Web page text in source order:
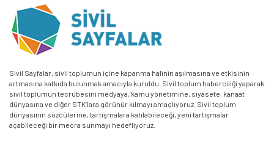
Sivil Sayfalar, sivil toplumun içine kapanma halinin aşılmasına ve etkisinin
artmasına katkıda bulunmak amacıyla kuruldu. Sivil toplum haberciliği yaparak
sivil toplumun tecrübesini medyaya, kamu yönetimine, siyasete, kanaat
dünyasına ve diğer STK’lara görünür kılmayı amaçlıyoruz. Sivil toplum
dünyasının sözcülerine, tartışmalara katılabileceği, yeni tartışmalar
açabileceği bir mecra sunmayı hedefliyoruz.